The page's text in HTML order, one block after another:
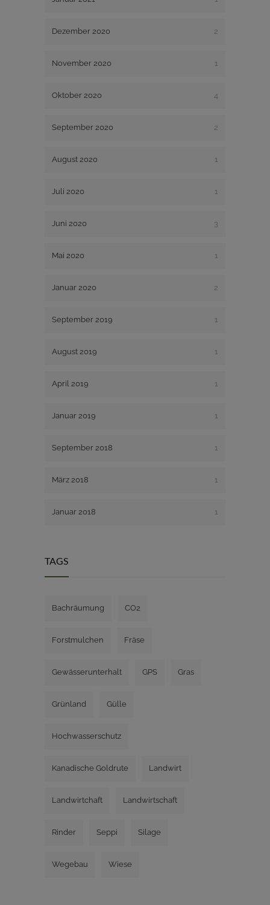
Dezember 2020 2
November 2020 1
Oktober 2020 4
September 2020 2
August 2020 1
Juli 2020 1
Juni 2020 3
Mai 2020 1
Januar 2020 2
September 2019 1
August 2019 1
April 2019 1
Januar 2019 1
September 2018 1
März 2018 1
Januar 2018 1
TAGS
Bachräumung CO2
Forstmulchen Fräse
Gewässerunterhalt GPS Gras
Grünland Gülle
Hochwasserschutz
Kanadische Goldrute Landwirt
Landwirtchaft Landwirtschaft
Rinder Seppi Silage
Wegebau Wiese